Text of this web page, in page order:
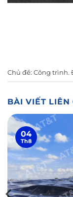
Chủ đề: Công trình.
BÀI VIẾT LIÊN
04
Th8